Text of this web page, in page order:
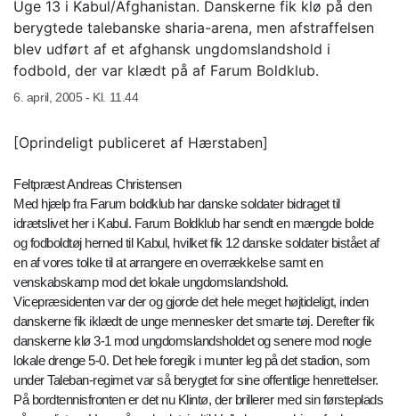
Uge 13 i Kabul/Afghanistan. Danskerne fik klø på den
berygtede talebanske sharia-arena, men afstraffelsen
blev udført af et afghansk ungdomslandshold i
fodbold, der var klædt på af Farum Boldklub.
6. april, 2005 - Kl. 11.44
[Oprindeligt publiceret af Hærstaben]
Feltpræst Andreas Christensen
Med hjælp fra Farum boldklub har danske soldater bidraget til
idrætslivet her i Kabul. Farum Boldklub har sendt en mængde bolde
og fodboldtøj herned til Kabul, hvilket fik 12 danske soldater bistået af
en af vores tolke til at arrangere en overrækkelse samt en
venskabskamp mod det lokale ungdomslandshold.
Vicepræsidenten var der og gjorde det hele meget højtideligt, inden
danskerne fik iklædt de unge mennesker det smarte tøj. Derefter fik
danskerne klø 3-1 mod ungdomslandsholdet og senere mod nogle
lokale drenge 5-0. Det hele foregik i munter leg på det stadion, som
under Taleban-regimet var så berygtet for sine offentlige henrettelser.
På bordtennisfronten er det nu Klintø, der brillerer med sin førsteplads